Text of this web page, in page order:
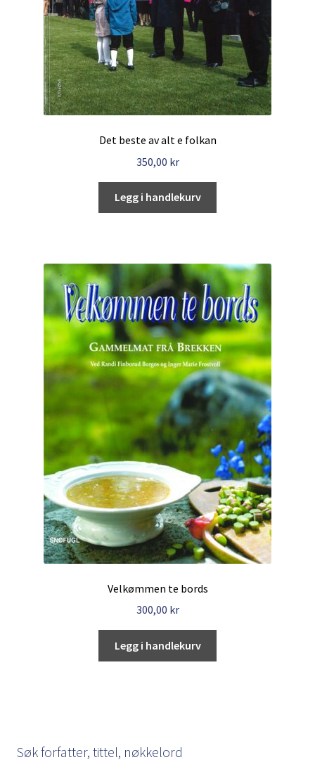
Det beste av alt e folkan
350,00 kr
Legg i handlekurv
Velkømmen te bords
300,00 kr
Legg i handlekurv
Søk forfatter, tittel, nøkkelord